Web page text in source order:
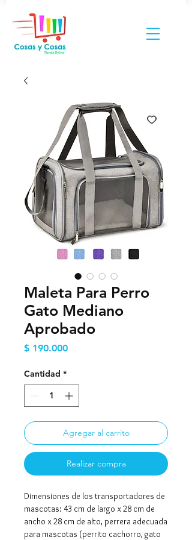
Maleta Para Perro
Gato Mediano
Aprobado
$ 190.000Precio
Cantidad *
Agregar al carrito
Realizar compra
Dimensiones de los transportadores de
mascotas: 43 cm de largo x 28 cm de
ancho x 28 cm de alto, perrera adecuada
para mascotas (perrito cachorro, gato